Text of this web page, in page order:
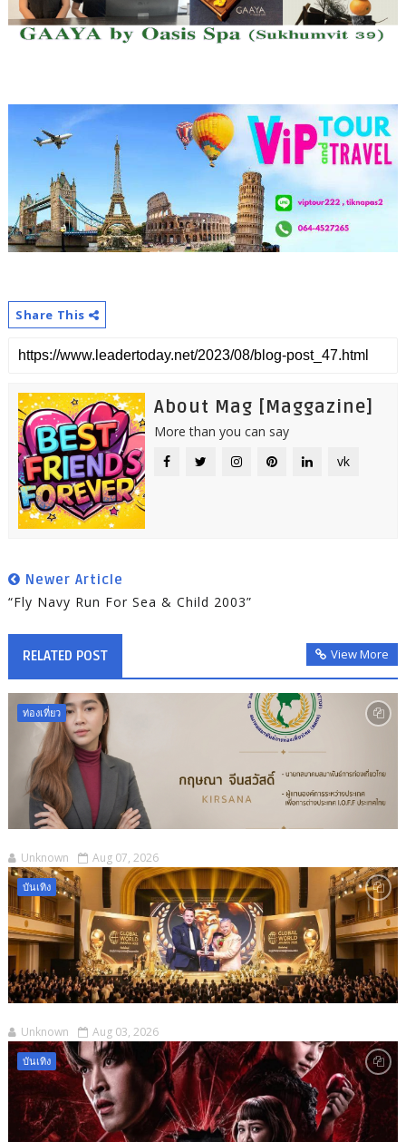
Share This
About Mag [Maggazine]
More than you can say
vk
Newer Article
“Fly Navy Run For Sea & Child 2003”
RELATED POST View More
ท่องเที่ยว
Unknown Aug 07, 2026
บันเทิง
Unknown Aug 03, 2026
บันเทิง